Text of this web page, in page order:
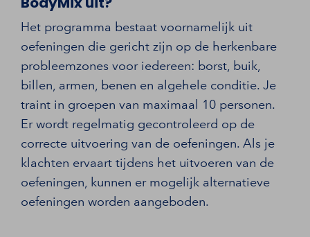
Het programma bestaat voornamelijk uit
oefeningen die gericht zijn op de herkenbare
probleemzones voor iedereen: borst, buik,
billen, armen, benen en algehele conditie. Je
traint in groepen van maximaal 10 personen.
Er wordt regelmatig gecontroleerd op de
correcte uitvoering van de oefeningen. Als je
klachten ervaart tijdens het uitvoeren van de
oefeningen, kunnen er mogelijk alternatieve
oefeningen worden aangeboden.